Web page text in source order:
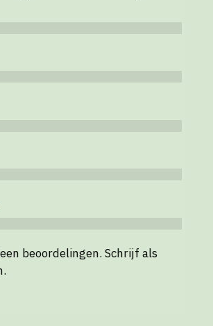
beoordelingen. Schrijf als